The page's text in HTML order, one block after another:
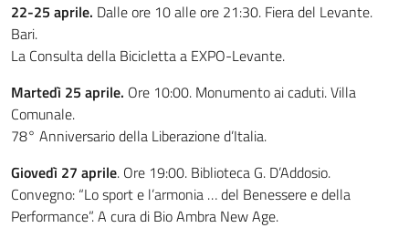
22-25 aprile. Dalle ore 10 alle ore 21:30. Fiera del Levante.
Bari.
La Consulta della Bicicletta a EXPO-Levante.
Martedì 25 aprile. Ore 10:00. Monumento ai caduti. Villa
Comunale.
78° Anniversario della Liberazione d’Italia.
Giovedì 27 aprile. Ore 19:00. Biblioteca G. D’Addosio.
Convegno: “Lo sport e l’armonia … del Benessere e della
Performance”. A cura di Bio Ambra New Age.